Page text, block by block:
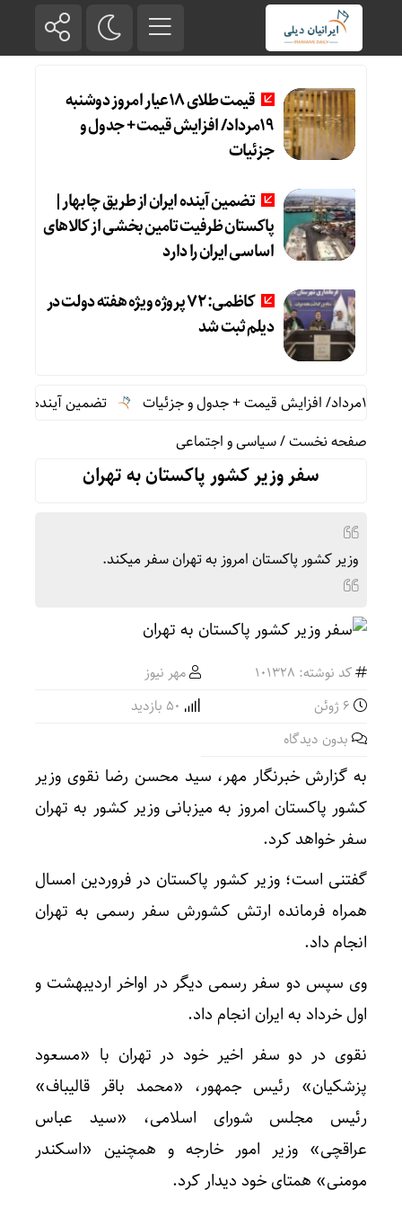
قیمت طلای 18عیار امروز دوشنبه
19مرداد/ افزایش قیمت + جدول و
جزئیات
تضمین آینده ایران از طریق چابهار|
پاکستان ظرفیت تامین بخشی از کالاهای
اساسی ایران را دارد
کاظمی: ۷۲ پروژه ویژه هفته دولت در
دیلم ثبت شد
تضمین آینده ایران از
صفحه نخست/سیاسی و اجتماعی
سفر وزیر کشور پاکستان به تهران
وزیر کشور پاکستان امروز به تهران سفر میکند.
کد نوشته: 101328
مهر نیوز
بدون دیدگاه
به گزارش خبرنگار مهر، سید محسن رضا نقوی وزیر
کشور پاکستان امروز به میزبانی وزیر کشور به تهران
سفر خواهد کرد.
گفتنی است؛ وزیر کشور پاکستان در فروردین امسال
همراه فرمانده ارتش کشورش سفر رسمی به تهران
انجام داد.
وی سپس دو سفر رسمی دیگر در اواخر اردیبهشت و
اول خرداد به ایران انجام داد.
نقوی در دو سفر اخیر خود در تهران با «مسعود
پزشکیان» رئیس جمهور، «محمد باقر قالیباف»
رئیس مجلس شورای اسلامی، «سید عباس
عراقچی» وزیر امور خارجه و همچنین «اسکندر
مومنی» همتای خود دیدار کرد.